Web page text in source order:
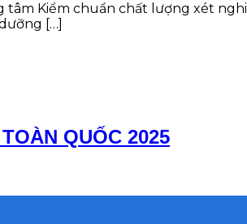
Kiểm chuẩn chất lượng xét
[…]
QUỐC 2025